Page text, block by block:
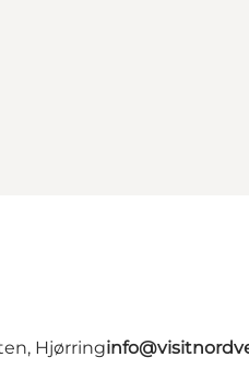
Hjørring